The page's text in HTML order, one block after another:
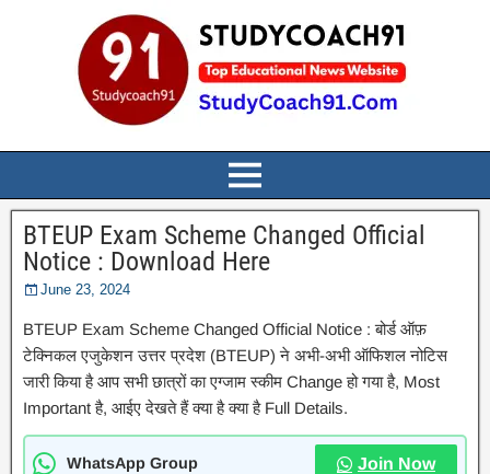
BTEUP Exam Scheme Changed Official
Notice : Download Here
June 23, 2024
BTEUP Exam Scheme Changed Official Notice : बोर्ड ऑफ़
टेक्निकल एजुकेशन उत्तर प्रदेश (BTEUP) ने अभी-अभी ऑफिशल नोटिस
जारी किया है आप सभी छात्रों का एग्जाम स्कीम Change हो गया है, Most
Important है, आईए देखते हैं क्या है क्या है Full Details.
WhatsApp Group Join Now